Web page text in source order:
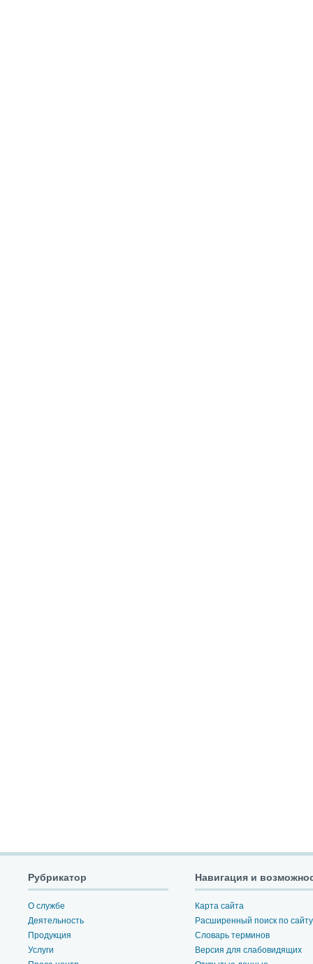
Рубрикатор
О службе
Деятельность
Продукция
Услуги
Навигация и
Карта сайта
Расширенный поиск по сайту
Словарь терминов
Версия для слабовидящих